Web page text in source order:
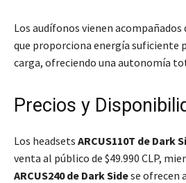
Los audífonos vienen acompañados
que proporciona energía suficiente
carga, ofreciendo una autonomía
Precios y
Los headsets ARCUS110T de Dark
venta al público de $49.990 CLP,
ARCUS240 de Dark Sidese ofrecen